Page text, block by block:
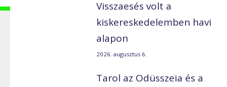
Visszaesés volt a
kiskereskedelemben havi
alapon
2026. augusztus 6.
Tarol az Odüsszeia és a